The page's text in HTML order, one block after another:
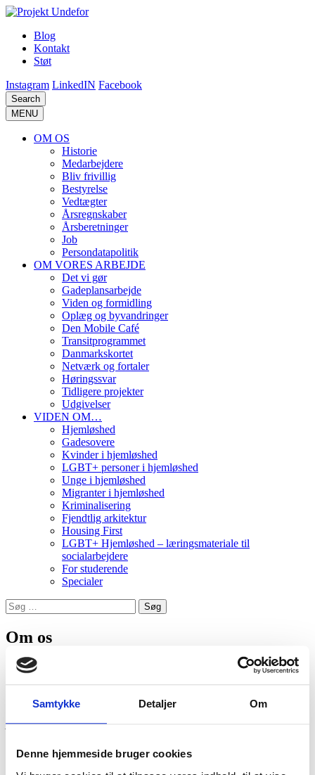
Samtykke Detaljer Om
Denne hjemmeside bruger cookies
Blog
Kontakt
Støt
Instagram LinkedIN Facebook
Search
MENU
OM OS
Historie
Medarbejdere
Bliv frivillig
Bestyrelse
Vedtægter
Årsregnskaber
Årsberetninger
Job
Persondatapolitik
OM VORES ARBEJDE
Det vi gør
Gadeplansarbejde
Viden og formidling
Oplæg og byvandringer
Den Mobile Café
Transitprogrammet
Danmarkskortet
Netværk og fortaler
Høringssvar
Tidligere projekter
Udgivelser
VIDEN OM…
Hjemløshed
Gadesovere
Kvinder i hjemløshed
LGBT+ personer i hjemløshed
Unge i hjemløshed
Migranter i hjemløshed
Kriminalisering
Fjendtlig arkitektur
Housing First
LGBT+ Hjemløshed – læringsmateriale til
socialarbejdere
For studerende
Specialer
Søg
efter:
Om os
PROJEKT UDENFORS BESTYRELSE
Forperson
Jens Elmelund
Administrerende direktør i KAB
Medlemmer
Birthe Povlsen